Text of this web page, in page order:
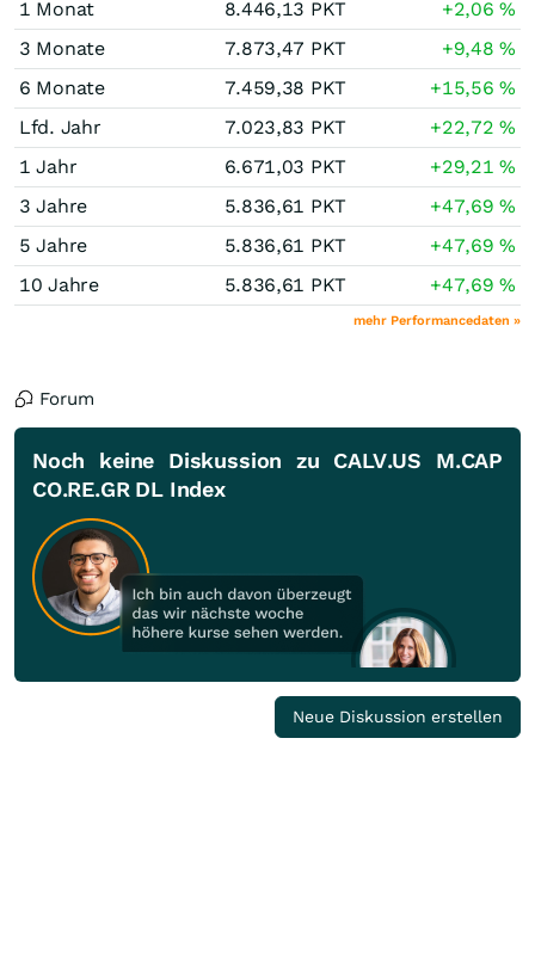
1 Monat
8.446,13 PKT +2,06%
3 Monate
7.873,47 PKT +9,48%
6 Monate
7.459,38 PKT +15,56%
Lfd. Jahr
7.023,83 PKT +22,72%
1 Jahr
6.671,03 PKT +29,21%
3 Jahre
5.836,61 PKT +47,69%
5 Jahre
5.836,61 PKT +47,69%
10 Jahre
5.836,61 PKT +47,69%
mehr Performancedaten »
Forum
Noch keine Diskussion zu CALV.US M.CAP
CO.RE.GR DL Index
Neue Diskussion erstellen